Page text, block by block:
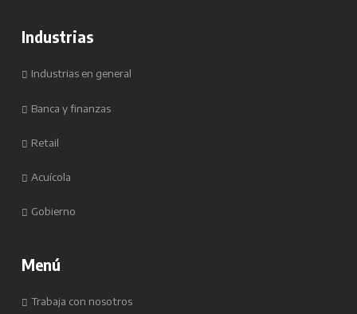
Industrias
Industrias en general
Banca y finanzas
Retail
Acuícola
Gobierno
Menú
Trabaja con nosotros